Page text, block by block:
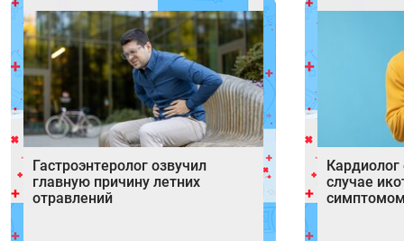
Гастроэнтеролог озвучил
главную причину летних
отравлений
случае